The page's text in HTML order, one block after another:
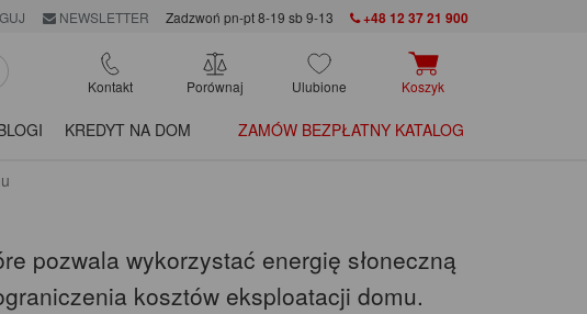
NEWSLETTER Zadzwoń pn-pt 8-19 sb 9-13 +48 12 37 21 900
Kontakt Porównaj Ulubione Koszyk
KREDYT NA DOM ZAMÓW BEZPŁATNY KATALOG
pozwala wykorzystać energię słoneczną
kosztów eksploatacji domu.